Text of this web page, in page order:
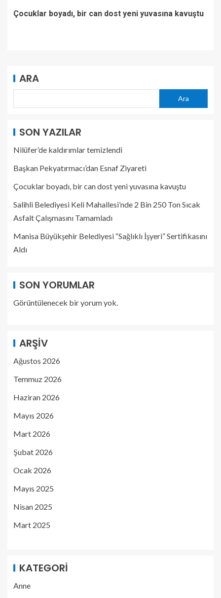
Çocuklar boyadı, bir can dost yeni yuvasına kavuştu
ARA
Ara
SON YAZILAR
Nilüfer’de kaldırımlar temizlendi
Başkan Pekyatırmacı’dan Esnaf Ziyareti
Çocuklar boyadı, bir can dost yeni yuvasına kavuştu
Salihli Belediyesi Keli Mahallesi’nde 2 Bin 250 Ton Sıcak
Asfalt Çalışmasını Tamamladı
Manisa Büyükşehir Belediyesi “Sağlıklı İşyeri” Sertifikasını
Aldı
SON YORUMLAR
Görüntülenecek bir yorum yok.
ARŞIV
Ağustos 2026
Temmuz 2026
Haziran 2026
Mayıs 2026
Mart 2026
Şubat 2026
Ocak 2026
Mayıs 2025
Nisan 2025
Mart 2025
KATEGORI
Anne